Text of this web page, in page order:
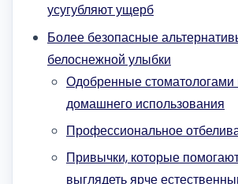
усугубляют ущерб
Более безопасные
белоснежной улыбки
Одобренные
домашнего использования
Профессиональное
Привычки, которые
выглядеть ярче